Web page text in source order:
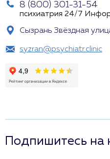
8 (800) 301-31-54
психиатрия 24/7
Сызрань Звёздная
syzran@psychiatr.clinic
Подпишитесь на